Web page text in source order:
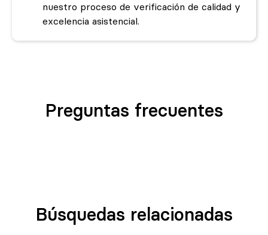
nuestro proceso de verificación de calidad y
excelencia asistencial.
Preguntas frecuentes
Búsquedas relacionadas